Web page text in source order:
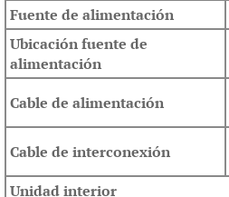
Fuente de alimentación
Ubicación fuente de
alimentación
Cable de alimentación
Cable de interconexión
Unidad interior